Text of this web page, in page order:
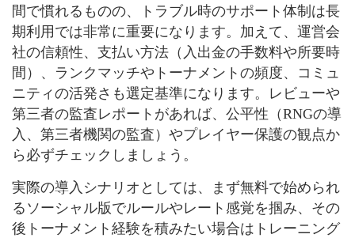
間で慣れるものの、トラブル時のサポート体制は長
期利用では非常に重要になります。加えて、運営会
社の信頼性、支払い方法（入出金の手数料や所要時
間）、ランクマッチやトーナメントの頻度、コミュ
ニティの活発さも選定基準になります。レビューや
第三者の監査レポートがあれば、公平性（RNGの導
入、第三者機関の監査）やプレイヤー保護の観点か
ら必ずチェックしましょう。
実際の導入シナリオとしては、まず無料で始められ
るソーシャル版でルールやレート感覚を掴み、その
後トーナメント経験を積みたい場合はトレーニング